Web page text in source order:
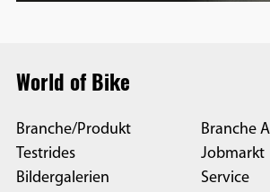
World of Bike
Branche/Produkt
Testrides
Bildergalerien
Branche
Jobmarkt
Service